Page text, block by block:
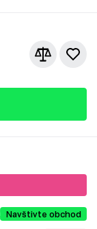
Navštivte obchod